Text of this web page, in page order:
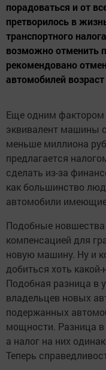
порадоваться и от
претворилось в
транспортного
возможно отменить
рекомендовано
автомобилей
Еще одним фактором
эквивалент машины
меньше миллиона
предлагается
сделать из-за
как большинство
автомобили имеющие
Подобные новшества
компенсацией для
новую машину. Ну и
добиться хоть
Подобная разница в
владельцев новых
подержанных
мощности. Разница
а налог на них
Теперь